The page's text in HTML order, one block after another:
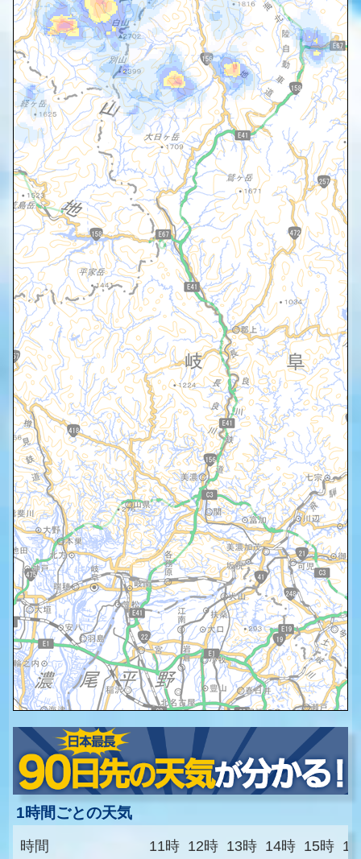
1時間ごとの天気
時間
11時 12時 13時 14時 15時